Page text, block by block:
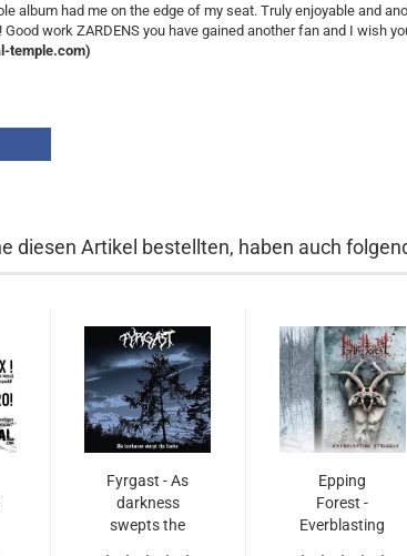
album had me on the edge of my seat. Truly enjoyable and
work ZARDENS you have gained another fan and I wish
temple.com)
diesen Artikel bestellten, haben auch
Fyrgast - As
darkness
swepts the
Epping
Forest -
Everblasting